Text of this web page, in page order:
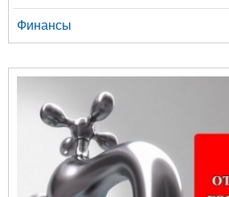
Финансы